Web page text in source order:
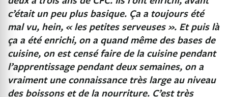
c’était un peu plus basique. Ça a toujours été
mal vu, hein, « les petites serveuses ». Et puis là
ça a été enrichi, on a quand même des bases de
cuisine, on est censé faire de la cuisine pendant
l’apprentissage pendant deux semaines, on a
vraiment une connaissance très large au niveau
des boissons et de la nourriture. C’est très